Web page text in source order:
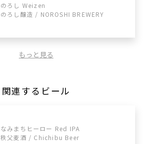
のろし Weizen
のろし醸造 / NOROSHI BREWERY
もっと見る
関連するビール
なみまちヒーロー Red IPA
秩父麦酒 / Chichibu Beer